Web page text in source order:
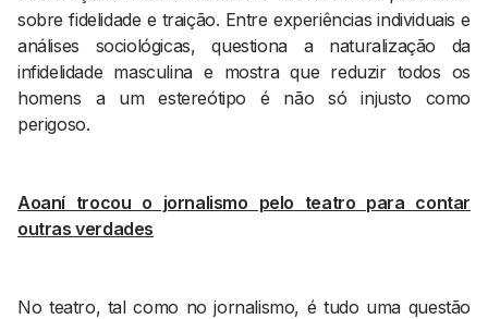
sobre fidelidade e traição. Entre experiências individuais e
análises sociológicas, questiona a naturalização da
infidelidade masculina e mostra que reduzir todos os
homens a um estereótipo é não só injusto como
perigoso.
Aoaní trocou o jornalismo pelo teatro para contar
outras verdades
No teatro, tal como no jornalismo, é tudo uma questão